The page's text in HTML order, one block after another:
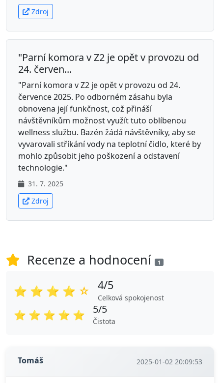
Zdroj
"Parní komora v Z2 je opět v provozu od
24. červen...
"Parní komora v Z2 je opět v provozu od 24.
července 2025. Po odborném zásahu byla
obnovena její funkčnost, což přináší
návštěvníkům možnost využít tuto oblíbenou
wellness službu. Bazén žádá návštěvníky, aby se
vyvarovali stříkání vody na teplotní čidlo, které by
mohlo způsobit jeho poškození a odstavení
technologie."
31. 7. 2025
Zdroj
Recenze a hodnocení 1
⭐ ⭐ ⭐ ⭐ ☆ 4/5
Celková spokojenost
⭐ ⭐ ⭐ ⭐ ⭐ 5/5
Čistota
Tomáš 2025-01-02 20:09:53